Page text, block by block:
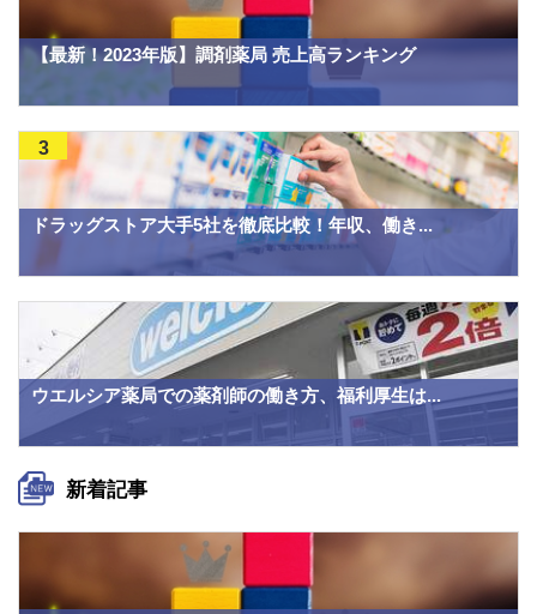
【最新！2023年版】調剤薬局 売上高ランキング
ドラッグストア大手5社を徹底比較！年収、働き...
3
ウエルシア薬局での薬剤師の働き方、福利厚生は...
新着記事